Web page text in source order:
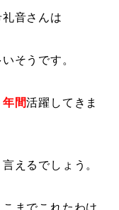
音さんは
そうです。
年間活躍してきま
言えるでしょう。
までこれたわけ